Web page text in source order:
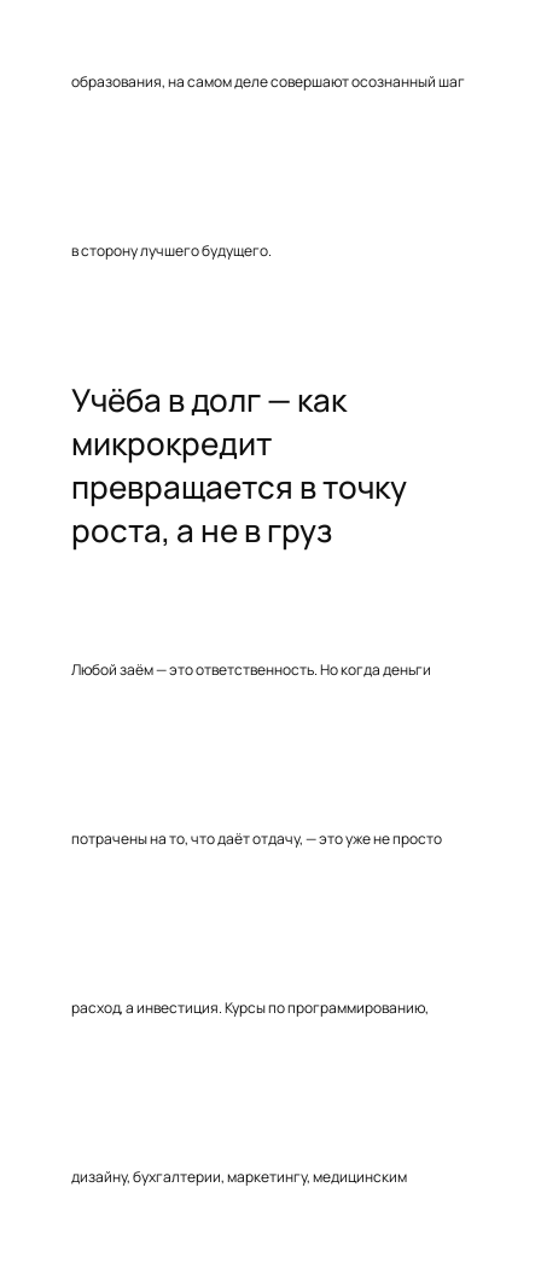
образования, на самом деле совершают осознанный шаг
в сторону лучшего будущего.
Учёба в долг — как
микрокредит
превращается в точку
роста, а не в груз
Любой заём — это ответственность. Но когда деньги
потрачены на то, что даёт отдачу, — это уже не просто
расход, а инвестиция. Курсы по программированию,
дизайну, бухгалтерии, маркетингу, медицинским